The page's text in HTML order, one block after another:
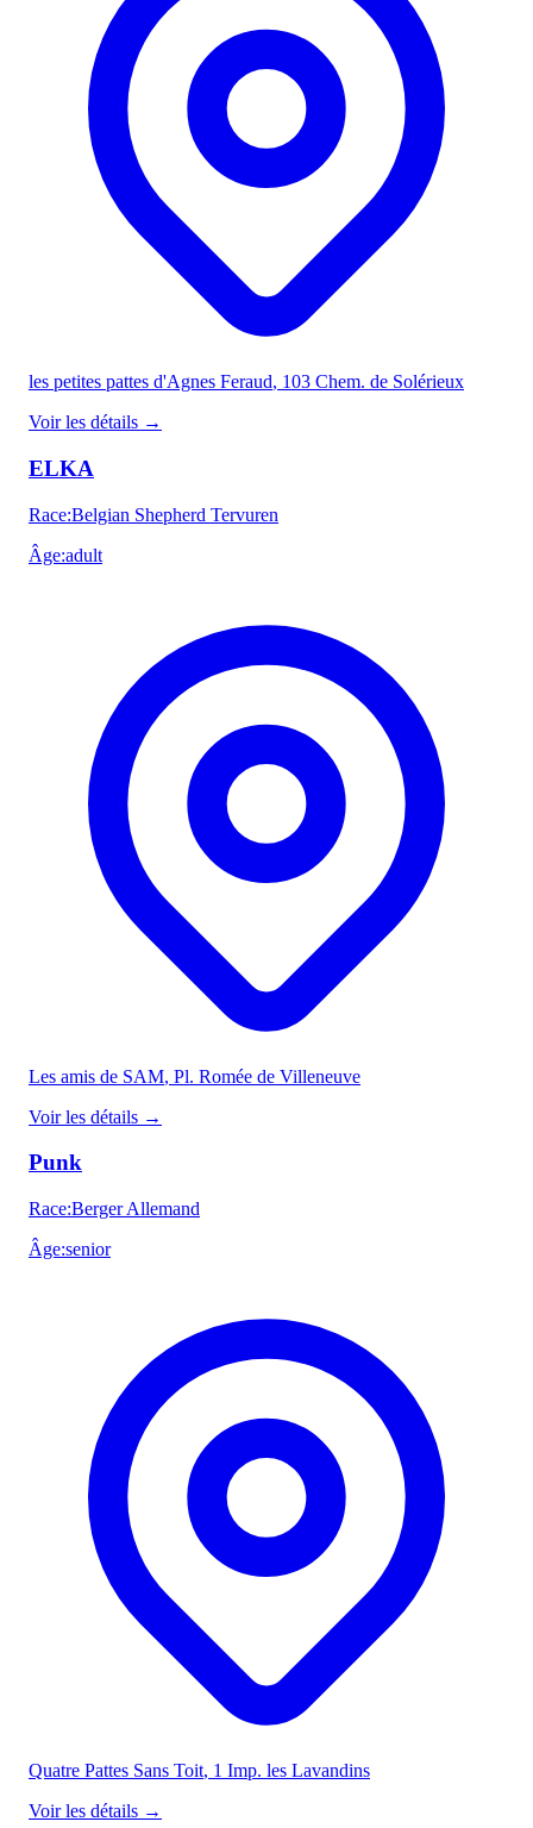
les petites pattes d'Agnes Feraud, 103 Chem. de Solérieux
Voir les détails →
ELKA
Race:Belgian Shepherd Tervuren
Âge:adult
Les amis de SAM, Pl. Romée de Villeneuve
Voir les détails →
Punk
Race:Berger Allemand
Âge:senior
Quatre Pattes Sans Toit, 1 Imp. les Lavandins
Voir les détails →